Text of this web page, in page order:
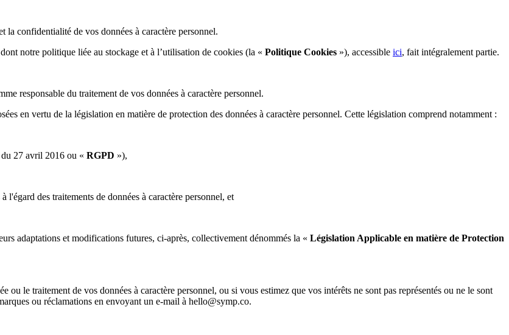
la confidentialité de vos données à caractère personnel.
notre politique liée au stockage et à l’utilisation de cookies (la « Politique Cookies »), accessible ici, fait intégralement partie.
responsable du traitement de vos données à caractère personnel.
en vertu de la législation en matière de protection des données à caractère personnel. Cette législation comprend notamment :
27 avril 2016 ou « RGPD »),
des traitements de données à caractère personnel, et
adaptations et modifications futures, ci-après, collectivement dénommés la « Législation Applicable en matière de Protection
le traitement de vos données à caractère personnel, ou si vous estimez que vos intérêts ne sont pas représentés ou ne le sont
ou réclamations en envoyant un e-mail à hello@symp.co.